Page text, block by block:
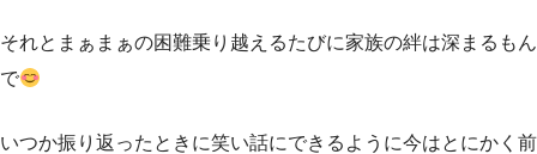
それとまぁまぁの困難乗り越えるたびに家族の絆は深まるもん
で
いつか振り返ったときに笑い話にできるように今はとにかく前